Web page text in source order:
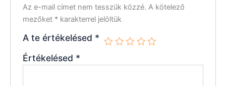
Az e-mail címet nem tesszük közzé. A kötelező
mezőket * karakterrel jelöltük
A te értékelésed *
Értékelésed *